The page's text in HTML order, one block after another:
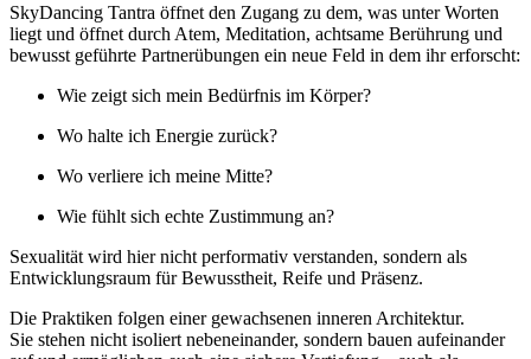
SkyDancing Tantra öffnet den Zugang zu dem, was unter Worten
liegt und öffnet durch Atem, Meditation, achtsame Berührung und
bewusst geführte Partnerübungen ein neue Feld in dem ihr erforscht:
Wie zeigt sich mein Bedürfnis im Körper?
Wo halte ich Energie zurück?
Wo verliere ich meine Mitte?
Wie fühlt sich echte Zustimmung an?
Sexualität wird hier nicht performativ verstanden, sondern als
Entwicklungsraum für Bewusstheit, Reife und Präsenz.
Die Praktiken folgen einer gewachsenen inneren Architektur.
Sie stehen nicht isoliert nebeneinander, sondern bauen aufeinander